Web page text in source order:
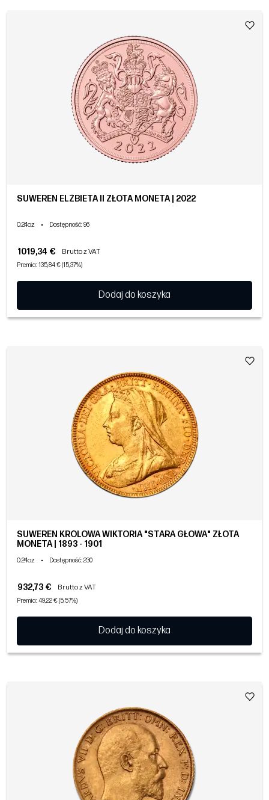
SUWEREN ELŻBIETA II ZŁOTA MONETA | 2022
0.24oz • Dostępność: 96
1019,34 € Brutto z VAT
Premia: 135,84 € (15,37%)
Dodaj do koszyka
SUWEREN KRÓLOWA WIKTORIA "STARA GŁOWA" ZŁOTA
MONETA | 1893 - 1901
0.24oz • Dostępność: 230
932,73 € Brutto z VAT
Premia: 49,22 € (5,57%)
Dodaj do koszyka